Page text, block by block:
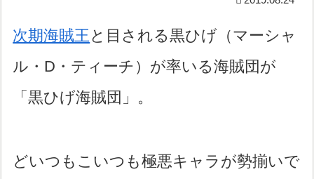
次期海賊王と目される黒ひげ（マーシャ
ル・D・ティーチ）が率いる海賊団が
「黒ひげ海賊団」。
どいつもこいつも極悪キャラが勢揃いで